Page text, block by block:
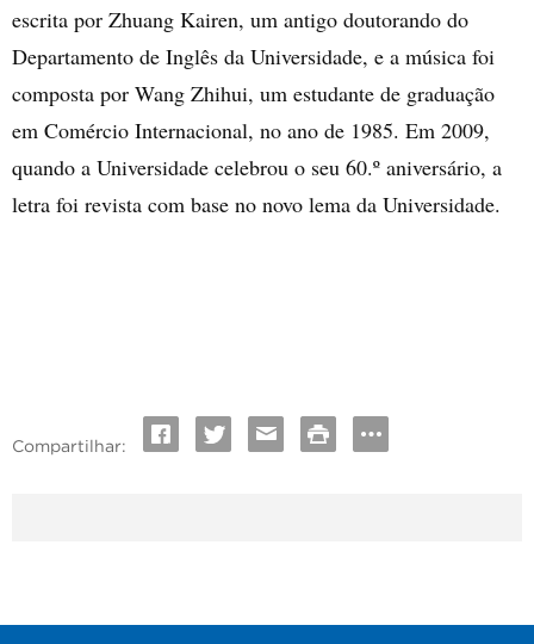
escrita por Zhuang Kairen, um antigo doutorando do
Departamento de Inglês da Universidade, e a música foi
composta por Wang Zhihui, um estudante de graduação
em Comércio Internacional, no ano de 1985. Em 2009,
quando a Universidade celebrou o seu 60.º aniversário, a
letra foi revista com base no novo lema da Universidade.
Compartilhar: